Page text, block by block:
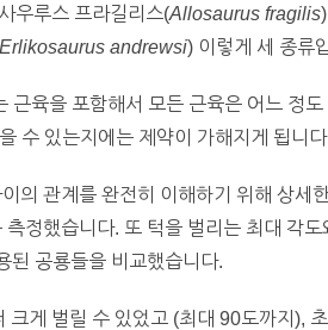
우루스 프라길리스(Allosaurus fragilis
Erlikosaurus andrewsi) 이렇게 세 종류
근육을 포함해서 모든 근육은 어느 정
수 있는지에는 제약이 가해지게 됩니다
의 관계를 완전히 이해하기 위해 상세
정했습니다. 또 턱을 벌리는 최대 각
된 공룡들을 비교했습니다.
게 벌릴 수 있었고 (최대 90도까지),